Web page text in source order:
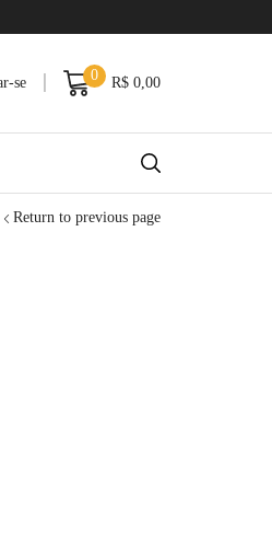
se 0 R$ 0,00
Return to previous page